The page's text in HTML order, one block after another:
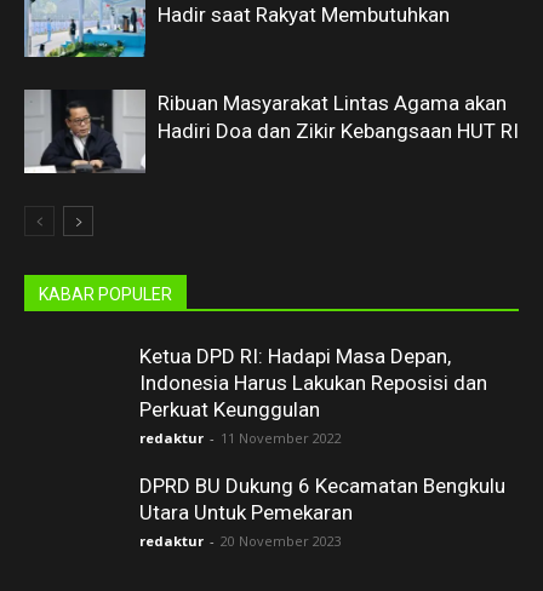
Hadir saat Rakyat Membutuhkan
Ribuan Masyarakat Lintas Agama akan
Hadiri Doa dan Zikir Kebangsaan HUT RI
KABAR POPULER
Ketua DPD RI: Hadapi Masa Depan,
Indonesia Harus Lakukan Reposisi dan
Perkuat Keunggulan
redaktur - 11 November 2022
DPRD BU Dukung 6 Kecamatan Bengkulu
Utara Untuk Pemekaran
redaktur - 20 November 2023